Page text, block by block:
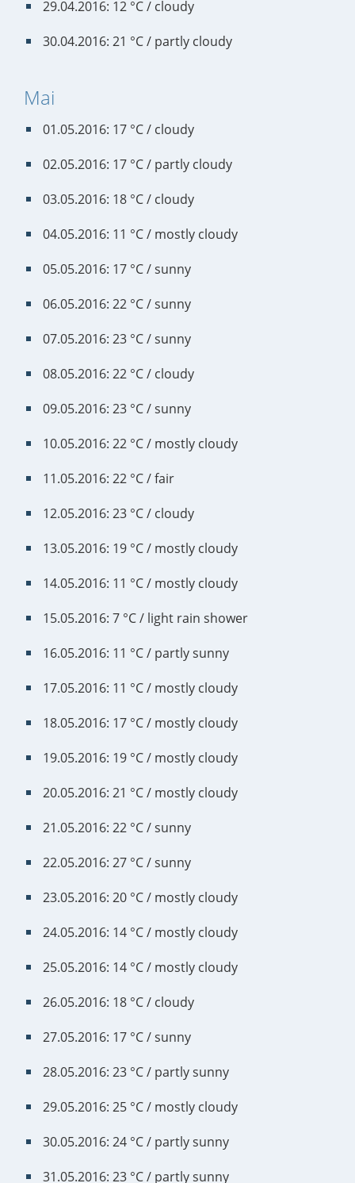
29.04.2016: 12 °C / cloudy
30.04.2016: 21 °C / partly cloudy
Mai
01.05.2016: 17 °C / cloudy
02.05.2016: 17 °C / partly cloudy
03.05.2016: 18 °C / cloudy
04.05.2016: 11 °C / mostly cloudy
05.05.2016: 17 °C / sunny
06.05.2016: 22 °C / sunny
07.05.2016: 23 °C / sunny
08.05.2016: 22 °C / cloudy
09.05.2016: 23 °C / sunny
10.05.2016: 22 °C / mostly cloudy
11.05.2016: 22 °C / fair
12.05.2016: 23 °C / cloudy
13.05.2016: 19 °C / mostly cloudy
14.05.2016: 11 °C / mostly cloudy
15.05.2016: 7 °C / light rain shower
16.05.2016: 11 °C / partly sunny
17.05.2016: 11 °C / mostly cloudy
18.05.2016: 17 °C / mostly cloudy
19.05.2016: 19 °C / mostly cloudy
20.05.2016: 21 °C / mostly cloudy
21.05.2016: 22 °C / sunny
22.05.2016: 27 °C / sunny
23.05.2016: 20 °C / mostly cloudy
24.05.2016: 14 °C / mostly cloudy
25.05.2016: 14 °C / mostly cloudy
26.05.2016: 18 °C / cloudy
27.05.2016: 17 °C / sunny
28.05.2016: 23 °C / partly sunny
29.05.2016: 25 °C / mostly cloudy
30.05.2016: 24 °C / partly sunny
31.05.2016: 23 °C / partly sunny